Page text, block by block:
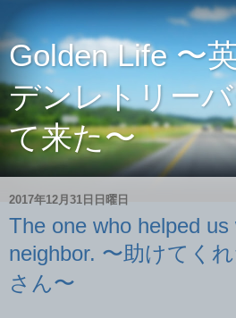
Golden Life 〜
デンレトリー
て来た〜
2017年12月31日日曜日
The one who helped us
neighbor. 〜助けてく
さん〜